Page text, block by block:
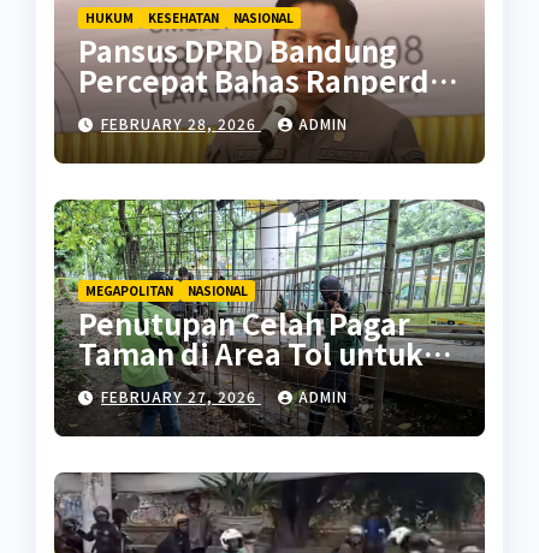
HUKUM KESEHATAN NASIONAL
Pansus DPRD Bandung
Percepat Bahas Ranperda
Pencegahan Seks Berisiko
FEBRUARY 28, 2026 ADMIN
MEGAPOLITAN NASIONAL
Penutupan Celah Pagar
Taman di Area Tol untuk
Cegah Penyalahgunaan
FEBRUARY 27, 2026 ADMIN